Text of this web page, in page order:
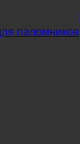
паломников